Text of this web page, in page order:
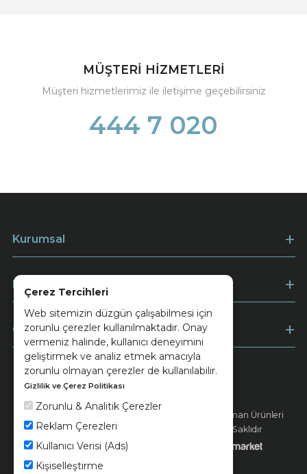
Çerez Tercihleri
Web sitemizin düzgün çalışabilmesi için
zorunlu çerezler kullanılmaktadır. Onay
vermeniz halinde, kullanıcı deneyimini
geliştirmek ve analiz etmek amacıyla
zorunlu olmayan çerezler de kullanılabilir.
Gizlilik ve Çerez Politikası
Zorunlu & Analitik Çerezler
Reklam Çerezleri
Kullanıcı Verisi (Ads)
Kişiselleştirme
MÜŞTERİ HİZMETLERİ
Müşteri hizmetlerimiz ile iletişime geçebilirsiniz
444 7 020
Kurumsal
Müşteri Hizmetleri
Ödeme
Keramika Kvkk ve Çerez Politikası
© 2026 Ünsa Madencilik Turizm Enerji Seramik Orman Ürünleri
Elektrik Üretim San. ve Tic. A.Ş. - Tüm Hakları Saklıdır